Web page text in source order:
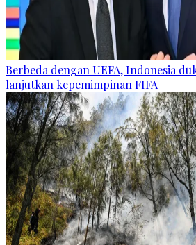
Berbeda dengan UEFA, Indonesia
lanjutkan kepemimpinan FIFA